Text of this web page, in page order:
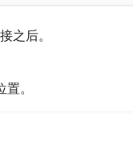
之后。
置。